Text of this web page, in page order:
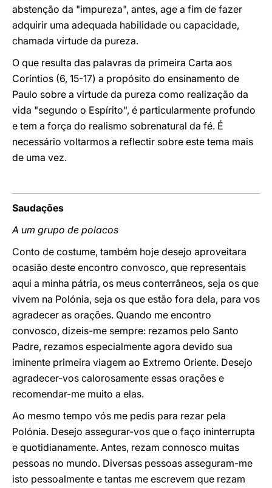
abstenção da "impureza", antes, age a fim de fazer
adquirir uma adequada habilidade ou capacidade,
chamada virtude da pureza.
O que resulta das palavras da primeira Carta aos
Coríntios (6, 15-17) a propósito do ensinamento de
Paulo sobre a virtude da pureza como realização da
vida "segundo o Espírito", é particularmente profundo
e tem a força do realismo sobrenatural da fé. É
necessário voltarmos a reflectir sobre este tema mais
de uma vez.
Saudações
A um grupo de polacos
Conto de costume, também hoje desejo aproveitara
ocasião deste encontro convosco, que representais
aqui a minha pátria, os meus conterrâneos, seja os que
vivem na Polónia, seja os que estão fora dela, para vos
agradecer as orações. Quando me encontro
convosco, dizeis-me sempre: rezamos pelo Santo
Padre, rezamos especialmente agora devido sua
iminente primeira viagem ao Extremo Oriente. Desejo
agradecer-vos calorosamente essas orações e
recomendar-me muito a elas.
Ao mesmo tempo vós me pedis para rezar pela
Polónia. Desejo assegurar-vos que o faço ininterrupta
e quotidianamente. Antes, rezam connosco muitas
pessoas no mundo. Diversas pessoas asseguram-me
isto pessoalmente e tantas me escrevem que rezam